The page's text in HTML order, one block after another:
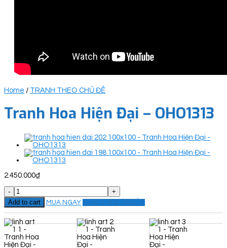
Home / TRANH THEO CHỦ ĐỀ
Tranh Hoa Hiện Đại – OHO1313
2.450.000₫
Tranh
Hoa
Hiện
Đại
-
OHO1313
quantity
Add to cart MUA NGAY ĐẶT THEO YÊU CẦU